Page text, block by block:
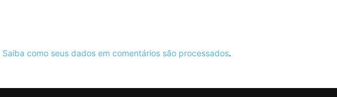
Saiba como seus dados em comentários são processados.